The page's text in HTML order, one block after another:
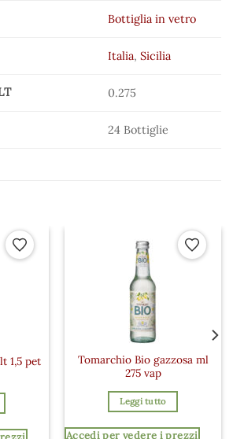
Bottiglia in vetro
Italia,Sicilia
0.275
24 Bottiglie
Aggiungi ai preferiti
1,5 pet
Tomarchio Bio gazzosa ml
275 vap
Leggi tutto
Accedi per vedere i prezzi